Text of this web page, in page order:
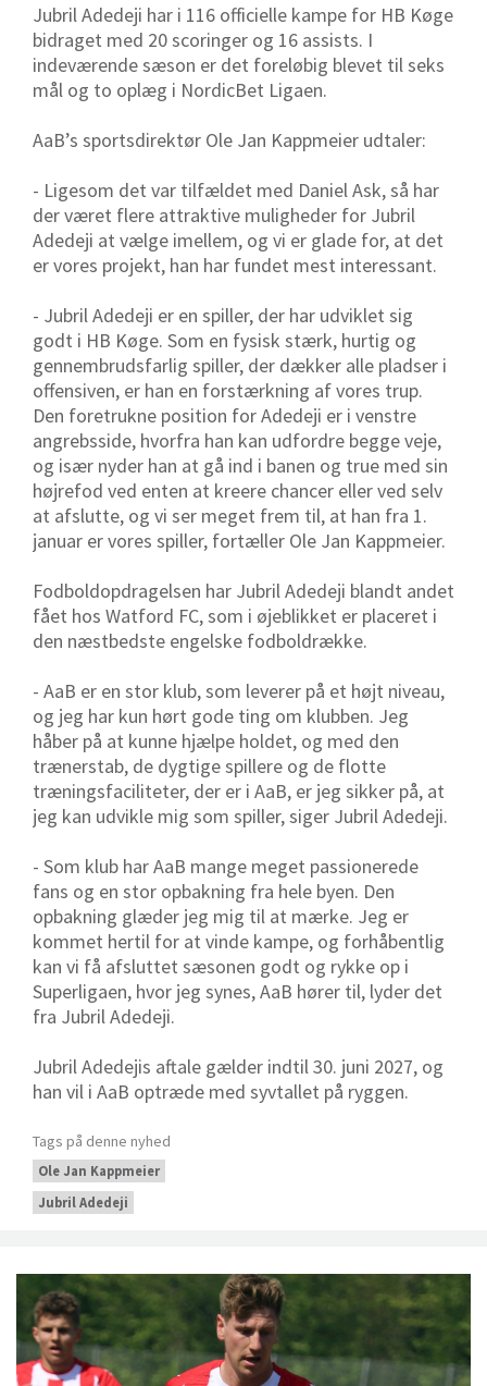
Jubril Adedeji har i 116 officielle kampe for HB Køge
bidraget med 20 scoringer og 16 assists. I
indeværende sæson er det foreløbig blevet til seks
mål og to oplæg i NordicBet Ligaen.
AaB’s sportsdirektør Ole Jan Kappmeier udtaler:
- Ligesom det var tilfældet med Daniel Ask, så har
der været flere attraktive muligheder for Jubril
Adedeji at vælge imellem, og vi er glade for, at det
er vores projekt, han har fundet mest interessant.
- Jubril Adedeji er en spiller, der har udviklet sig
godt i HB Køge. Som en fysisk stærk, hurtig og
gennembrudsfarlig spiller, der dækker alle pladser i
offensiven, er han en forstærkning af vores trup.
Den foretrukne position for Adedeji er i venstre
angrebsside, hvorfra han kan udfordre begge veje,
og især nyder han at gå ind i banen og true med sin
højrefod ved enten at kreere chancer eller ved selv
at afslutte, og vi ser meget frem til, at han fra 1.
januar er vores spiller, fortæller Ole Jan Kappmeier.
Fodboldopdragelsen har Jubril Adedeji blandt andet
fået hos Watford FC, som i øjeblikket er placeret i
den næstbedste engelske fodboldrække.
- AaB er en stor klub, som leverer på et højt niveau,
og jeg har kun hørt gode ting om klubben. Jeg
håber på at kunne hjælpe holdet, og med den
trænerstab, de dygtige spillere og de flotte
træningsfaciliteter, der er i AaB, er jeg sikker på, at
jeg kan udvikle mig som spiller, siger Jubril Adedeji.
- Som klub har AaB mange meget passionerede
fans og en stor opbakning fra hele byen. Den
opbakning glæder jeg mig til at mærke. Jeg er
kommet hertil for at vinde kampe, og forhåbentlig
kan vi få afsluttet sæsonen godt og rykke op i
Superligaen, hvor jeg synes, AaB hører til, lyder det
fra Jubril Adedeji.
Jubril Adedejis aftale gælder indtil 30. juni 2027, og
han vil i AaB optræde med syvtallet på ryggen.
Tags på denne nyhed
Ole Jan Kappmeier
Jubril Adedeji